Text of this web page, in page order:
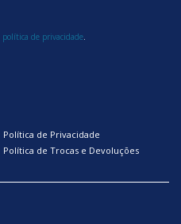
Política de Privacidade
Política de Trocas e Devoluções
política de privacidade.